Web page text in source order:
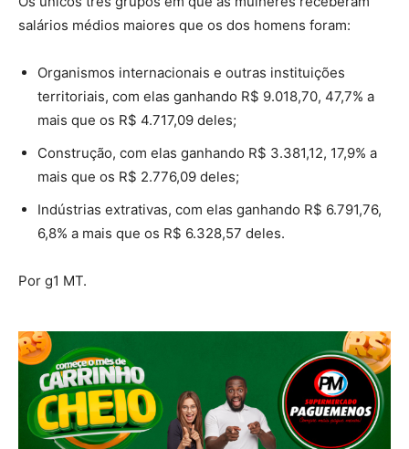
salários médios maiores que os dos homens foram:
Organismos internacionais e outras instituições
territoriais, com elas ganhando R$ 9.018,70, 47,7% a
mais que os R$ 4.717,09 deles;
Construção, com elas ganhando R$ 3.381,12, 17,9% a
mais que os R$ 2.776,09 deles;
Indústrias extrativas, com elas ganhando R$ 6.791,76,
6,8% a mais que os R$ 6.328,57 deles.
Por g1 MT.